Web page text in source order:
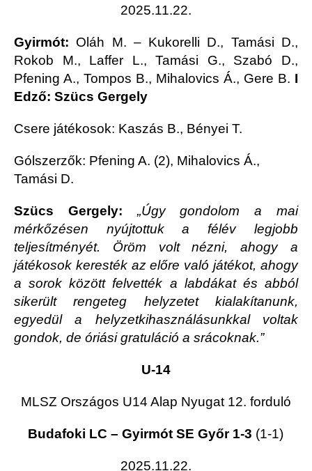
2025.11.22.
Gyirmót: Oláh M. – Kukorelli D., Tamási D.,
Rokob M., Laffer L., Tamási G., Szabó D.,
Pfening A., Tompos B., Mihalovics Á., Gere B. I
Edző: Szücs Gergely
Csere játékosok: Kaszás B., Bényei T.
Gólszerzők: Pfening A. (2), Mihalovics Á.,
Tamási D.
Szücs Gergely: „Úgy gondolom a mai
mérkőzésen nyújtottuk a félév legjobb
teljesítményét. Öröm volt nézni, ahogy a
játékosok keresték az előre való játékot, ahogy
a sorok között felvették a labdákat és abból
sikerült rengeteg helyzetet kialakítanunk,
egyedül a helyzetkihasználásunkkal voltak
gondok, de óriási gratuláció a srácoknak.”
U-14
MLSZ Országos U14 Alap Nyugat 12. forduló
Budafoki LC – Gyirmót SE Győr 1-3 (1-1)
2025.11.22.